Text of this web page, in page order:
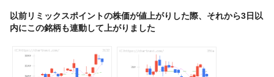
以前リミックスポイントの株価が値上がりした際、それから3日以
内にこの銘柄も連動して上がりました